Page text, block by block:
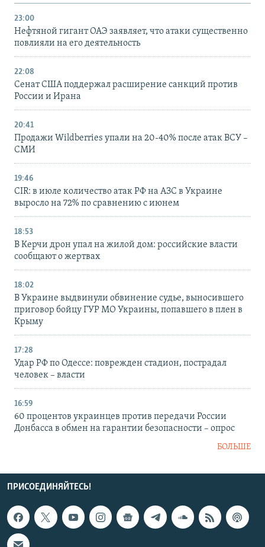
23:00
Нефтяной гигант ОАЭ заявляет, что атаки существенно
повлияли на его деятельность
22:08
Сенат США поддержал расширение санкций против
России и Ирана
20:41
Продажи Wildberries упали на 20-40% после атак ВСУ –
СМИ
19:46
CIR: в июле количество атак РФ на АЗС в Украине
выросло на 72% по сравнению с июнем
18:53
В Керчи дрон упал на жилой дом: российские власти
сообщают о жертвах
18:02
В Украине выдвинули обвинение судье, выносившего
приговор бойцу ГУР МО Украины, попавшего в плен в
Крыму
17:28
Удар РФ по Одессе: поврежден стадион, пострадал
человек – власти
16:59
60 процентов украинцев против передачи России
Донбасса в обмен на гарантии безопасности – опрос
БОЛЬШЕ
ПРИСОЕДИНЯЙТЕСЬ!